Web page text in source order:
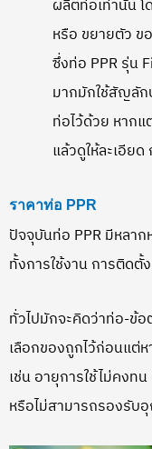
ผลิตท่อเท่านั้น
หรือ ขยายตัว ข
ซึ่งท่อ PPR รุ่น
มากมักใช้สัญลั
ท่อไว้ด้วย หาก
แล้วดูให้ละเอีย
ราคาท่อ PPR
ปัจจุบันท่อ PPR มีหลาก
ทั้งการใช้งาน การติดตั้
ทั่วไปมักจะคิดว่าท่อ-ข้อ
เลือกของถูกไว้ก่อนแต่
เช่น อายุการใช้ไม่คงท
หรือไม่สามารถรองรับ